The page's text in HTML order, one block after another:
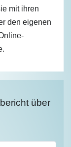
mit ihren
den eigenen
über